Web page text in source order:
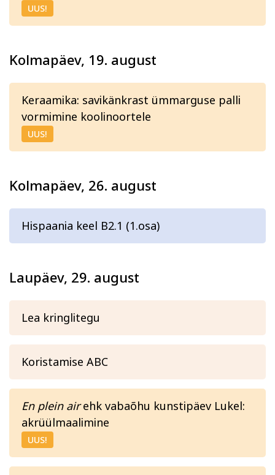
Kodu ja köök
Kultuur ja ühiskond
UUS!
Kolmapäev, 19. august
Keraamika: savikänkrast ümmarguse palli
vormimine koolinoortele
UUS!
Kolmapäev, 26. august
Hispaania keel B2.1 (1.osa)
Laupäev, 29. august
Lea kringlitegu
Koristamise ABC
En plein airehk vabaõhu kunstipäev Lukel:
akrüülmaalimine
UUS!